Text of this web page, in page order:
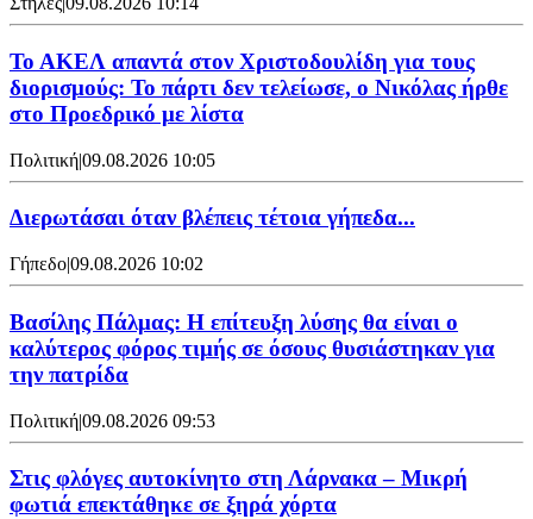
Το ΑΚΕΛ απαντά στον Χριστοδουλίδη για τους
διορισμούς: Το πάρτι δεν τελείωσε, ο Νικόλας ήρθε
στο Προεδρικό με λίστα
Πολιτική|09.08.2026 10:05
Διερωτάσαι όταν βλέπεις τέτοια γήπεδα...
Γήπεδο|09.08.2026 10:02
Βασίλης Πάλμας: Η επίτευξη λύσης θα είναι ο
καλύτερος φόρος τιμής σε όσους θυσιάστηκαν για
την πατρίδα
Πολιτική|09.08.2026 09:53
Στις φλόγες αυτοκίνητο στη Λάρνακα – Μικρή
φωτιά επεκτάθηκε σε ξηρά χόρτα